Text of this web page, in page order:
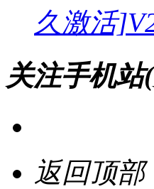
久激活
关注手机站
返回顶部